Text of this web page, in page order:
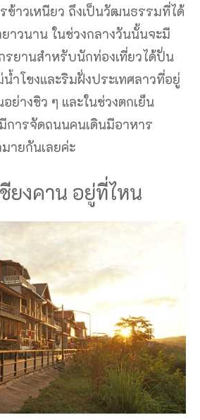
ข้าวเหนียว ถึงเป็นวัฒนธรรมที่ได้
าวนาน ในช่วงกลางวันนั้นจะมี
รยานสำหรับนักท่องเที่ยวได้ปั่น
ำโขงและริมฝั่งประเทศลาวที่อยู่
ย่างชิว ๆ และในช่วงตกเย็น
การจัดถนนคนเดินมีอาหาร
ายกันเลยค่ะ
ยงคาน อยู่ที่ไหน